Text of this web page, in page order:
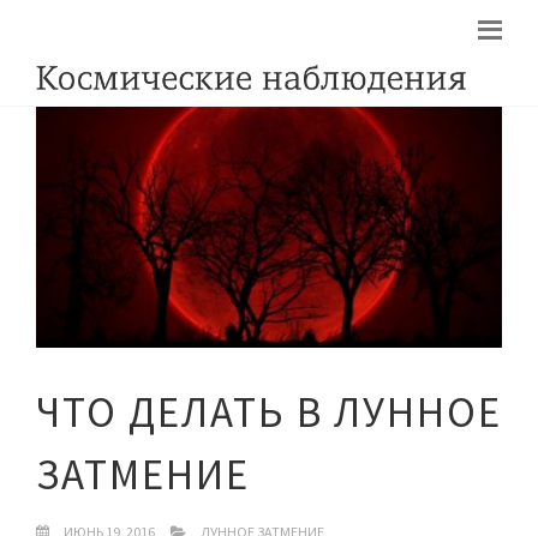
ЧТО ДЕЛАТЬ В ЛУННОЕ
ЗАТМЕНИЕ
ИЮНЬ 19, 2016 ЛУННОЕ ЗАТМЕНИЕ